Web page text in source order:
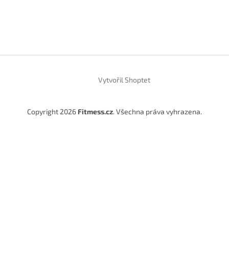
Vytvořil Shoptet
Copyright 2026 Fitmess.cz. Všechna práva vyhrazena.